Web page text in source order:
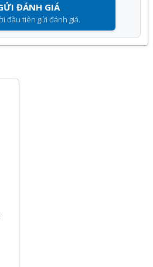
ĐÁNH GIÁ
đầu tiên gửi đánh giá.